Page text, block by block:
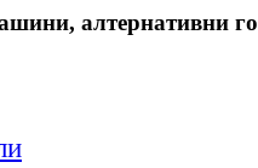
алтернативни